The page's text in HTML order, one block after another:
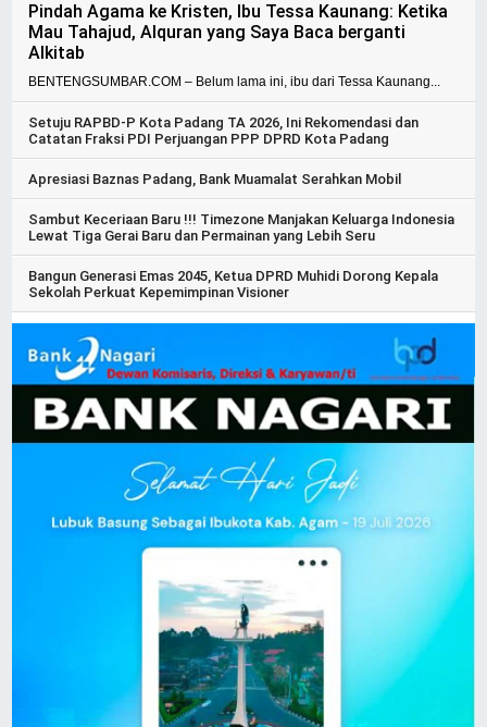
Pindah Agama ke Kristen, Ibu Tessa Kaunang: Ketika
Mau Tahajud, Alquran yang Saya Baca berganti
Alkitab
BENTENGSUMBAR.COM – Belum lama ini, ibu dari Tessa Kaunang...
Setuju RAPBD-P Kota Padang TA 2026, Ini Rekomendasi dan
Catatan Fraksi PDI Perjuangan PPP DPRD Kota Padang
Apresiasi Baznas Padang, Bank Muamalat Serahkan Mobil
Sambut Keceriaan Baru !!! Timezone Manjakan Keluarga Indonesia
Lewat Tiga Gerai Baru dan Permainan yang Lebih Seru
Bangun Generasi Emas 2045, Ketua DPRD Muhidi Dorong Kepala
Sekolah Perkuat Kepemimpinan Visioner